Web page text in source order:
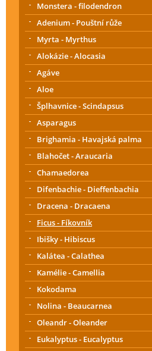
Monstera - filodendron
Adenium - Pouštní růže
Myrta - Myrthus
Alokázie - Alocasia
Agáve
Aloe
Šplhavnice - Scindapsus
Asparagus
Brighamia - Havajská palma
Blahočet - Araucaria
Chamaedorea
Difenbachie - Dieffenbachia
Dracena - Dracaena
Ficus - Fíkovník
Ibišky - Hibiscus
Kalátea - Calathea
Kamélie - Camellia
Kokodama
Nolina - Beaucarnea
Oleandr - Oleander
Eukalyptus - Eucalyptus